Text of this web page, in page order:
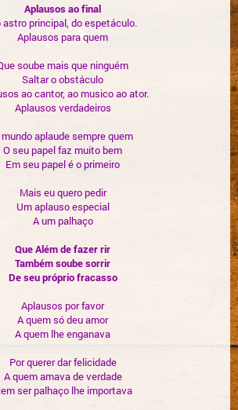
Aplausos ao final
astro principal, do espetáculo.
Aplausos para quem
soube mais que ninguém
Saltar o obstáculo
ao cantor, ao musico ao ator.
Aplausos verdadeiros
mundo aplaude sempre quem
O seu papel faz muito bem
Em seu papel é o primeiro
Mais eu quero pedir
Um aplauso especial
A um palhaço
Que Além de fazer rir
Também soube sorrir
De seu próprio fracasso
Aplausos por favor
A quem só deu amor
A quem lhe enganava
Por querer dar felicidade
A quem amava de verdade
ser palhaço lhe importava